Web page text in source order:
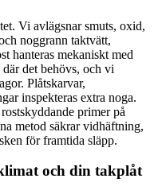
Vi avlägsnar smuts, oxid,
noggrann taktvätt,
hanteras mekaniskt med
det behövs, och vi
Plåtskarvar,
inspekteras extra noga.
primer på
metod säkrar vidhäftning,
för framtida släpp.
och din takplåt